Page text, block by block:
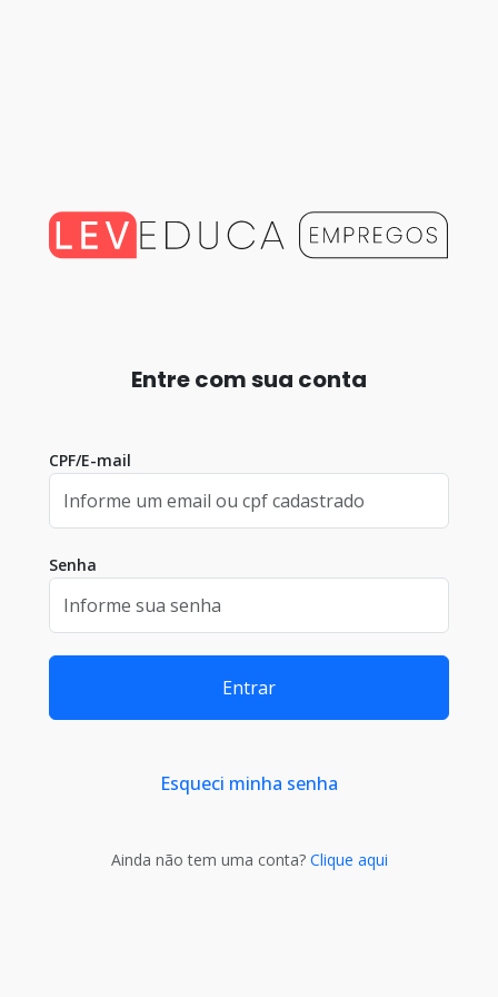
Entre com sua conta
CPF/E-mail
Senha
Entrar
Esqueci minha senha
Ainda não tem uma conta? Clique aqui